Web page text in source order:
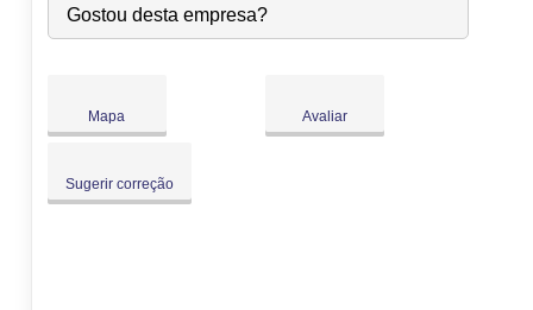
Ter:
09:00-18:00
Qua:
09:00-18:00
Sáb:
Fechado
Gostou desta empresa?
Mapa Avaliar
Sugerir correção